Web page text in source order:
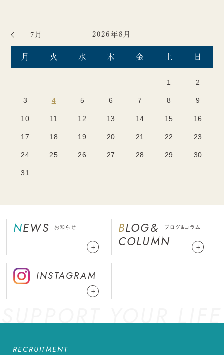
2026年8月
月 火 水 木 金 土 日
7月
1 2
3 4 5 6 7 8 9
10 11 12 13 14 15 16
17 18 19 20 21 22 23
24 25 26 27 28 29 30
31
NEWS お知らせ
BLOG&
COLUMN
ブログ&コラム
INSTAGRAM
SUPPORT YOUR LIFE
RECRUITMENT